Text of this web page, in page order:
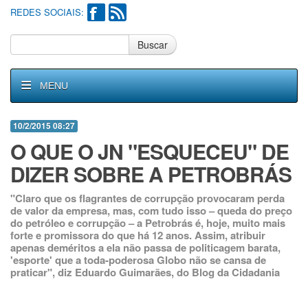
REDES SOCIAIS:
Buscar
MENU
10/2/2015 08:27
O QUE O JN "ESQUECEU" DE
DIZER SOBRE A PETROBRÁS
"Claro que os flagrantes de corrupção provocaram perda
de valor da empresa, mas, com tudo isso – queda do preço
do petróleo e corrupção – a Petrobrás é, hoje, muito mais
forte e promissora do que há 12 anos. Assim, atribuir
apenas deméritos a ela não passa de politicagem barata,
'esporte' que a toda-poderosa Globo não se cansa de
praticar", diz Eduardo Guimarães, do Blog da Cidadania